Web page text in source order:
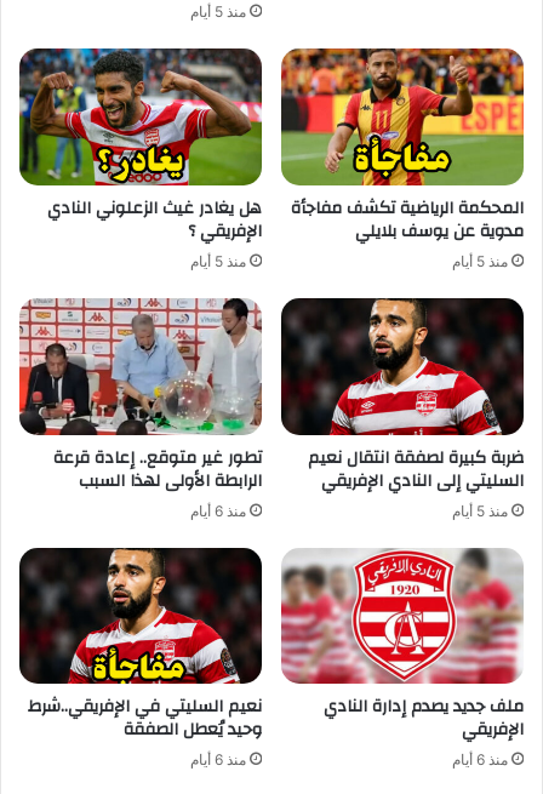
منذ 5 أيام
المحكمة الرياضية تكشف مفاجأة
مدوية عن يوسف بلايلي
منذ 5 أيام
هل يغادر غيث الزعلوني النادي
الإفريقي ؟
منذ 5 أيام
ضربة كبيرة لصفقة انتقال نعيم
السليتي إلى النادي الإفريقي
منذ 5 أيام
تطور غير متوقع.. إعادة قرعة
الرابطة الأولى لهذا السبب
منذ 6 أيام
ملف جديد يصدم إدارة النادي
الإفريقي
منذ 6 أيام
نعيم السليتي في الإفريقي..شرط
وحيد يُعطل الصفقة
منذ 6 أيام